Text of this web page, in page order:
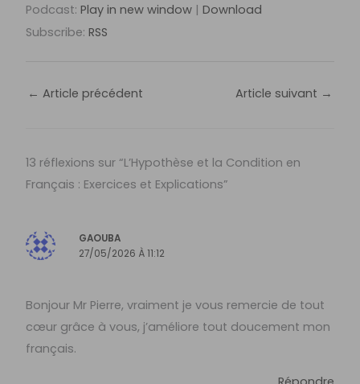
Podcast:Play in new window |Download
Subscribe:RSS
← Article précédent Article suivant →
13 réflexions sur “L’Hypothèse et la Condition en
Français : Exercices et Explications”
GAOUBA
27/05/2026 À 11:12
Bonjour Mr Pierre, vraiment je vous remercie de tout
cœur grâce à vous, j’améliore tout doucement mon
français.